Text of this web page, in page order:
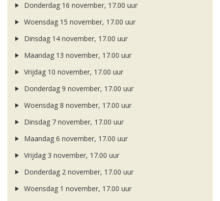
Donderdag 16 november, 17.00 uur
Woensdag 15 november, 17.00 uur
Dinsdag 14 november, 17.00 uur
Maandag 13 november, 17.00 uur
Vrijdag 10 november, 17.00 uur
Donderdag 9 november, 17.00 uur
Woensdag 8 november, 17.00 uur
Dinsdag 7 november, 17.00 uur
Maandag 6 november, 17.00 uur
Vrijdag 3 november, 17.00 uur
Donderdag 2 november, 17.00 uur
Woensdag 1 november, 17.00 uur